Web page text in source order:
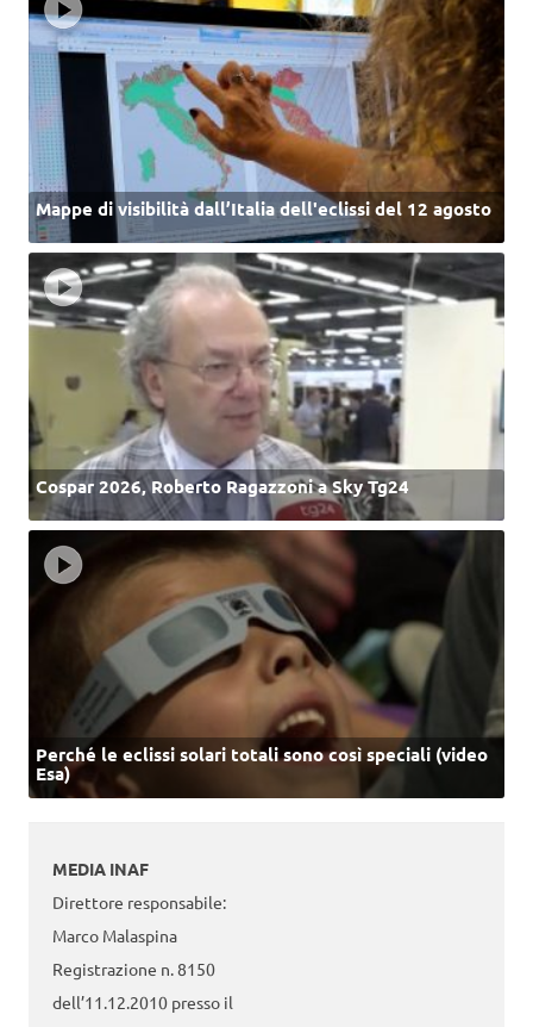
Mappe di visibilità dall’Italia dell'eclissi del 12 agosto
Cospar 2026, Roberto Ragazzoni a Sky Tg24
Perché le eclissi solari totali sono così speciali (video
Esa)
MEDIA INAF
Direttore responsabile:
Marco Malaspina
Registrazione n. 8150
dell’11.12.2010 presso il